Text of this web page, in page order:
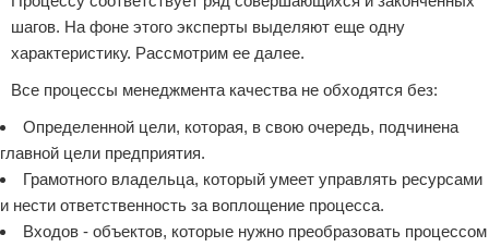
шагов. На фоне этого эксперты выделяют еще одну
характеристику. Рассмотрим ее далее.
Все процессы менеджмента качества не обходятся без:
Определенной цели, которая, в свою очередь, подчинена
главной цели предприятия.
Грамотного владельца, который умеет управлять ресурсами
и нести ответственность за воплощение процесса.
Входов - объектов, которые нужно преобразовать процессом